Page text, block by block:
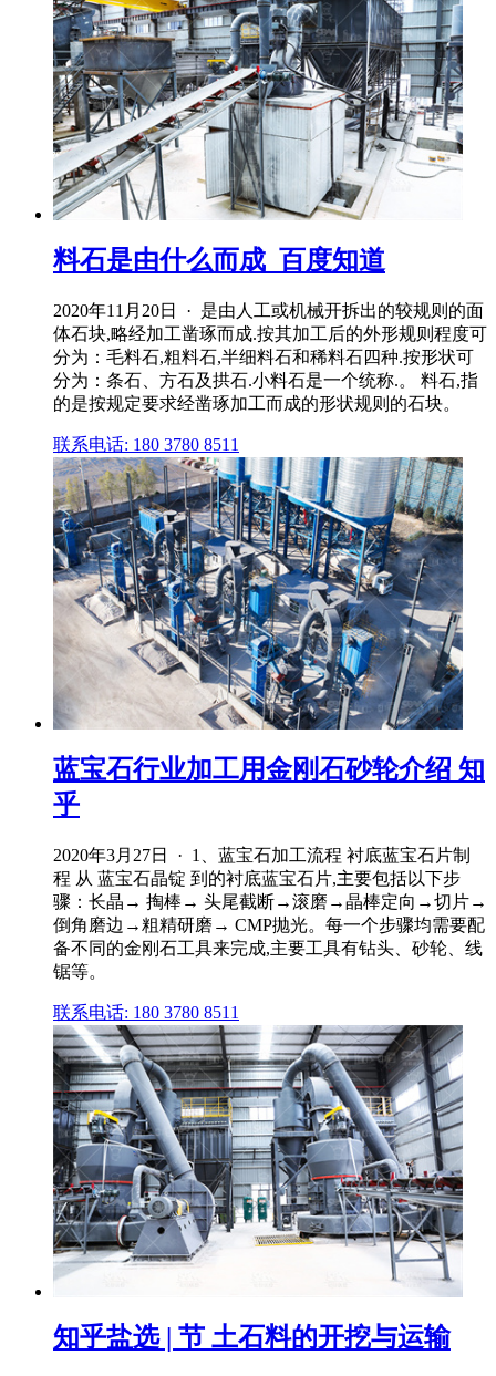
料石是由什么而成_百度知道
2020年11月20日 · 是由人工或机械开拆出的较规则的面
体石块,略经加工凿琢而成.按其加工后的外形规则程度可
分为：毛料石,粗料石,半细料石和稀料石四种.按形状可
分为：条石、方石及拱石.小料石是一个统称.。 料石,指
的是按规定要求经凿琢加工而成的形状规则的石块。
联系电话: 180 3780 8511
蓝宝石行业加工用金刚石砂轮介绍 知
乎
2020年3月27日 · 1、蓝宝石加工流程 衬底蓝宝石片制
程 从 蓝宝石晶锭 到的衬底蓝宝石片,主要包括以下步
骤：长晶→ 掏棒→ 头尾截断→滚磨→晶棒定向→切片→
倒角磨边→粗精研磨→ CMP抛光。每一个步骤均需要配
备不同的金刚石工具来完成,主要工具有钻头、砂轮、线
锯等。
联系电话: 180 3780 8511
知乎盐选 | 节 土石料的开挖与运输